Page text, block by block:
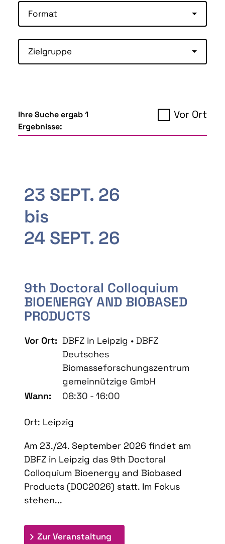
Format
Zielgruppe
Ihre Suche ergab 1
Ergebnisse:
Vor Ort
23 SEPT. 26
bis
24 SEPT. 26
9th Doctoral Colloquium
BIOENERGY AND BIOBASED
PRODUCTS
Vor Ort: DBFZ in Leipzig • DBFZ
Deutsches
Biomasseforschungszentrum
gemeinnützige GmbH
Wann:
08:30 - 16:00
Ort: Leipzig
Am 23./24. September 2026 findet am
DBFZ in Leipzig das 9th Doctoral
Colloquium Bioenergy and Biobased
Products (DOC2026) statt. Im Fokus
stehen...
Zur Veranstaltung